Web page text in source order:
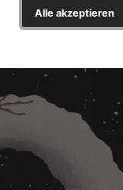
Alle akzeptieren